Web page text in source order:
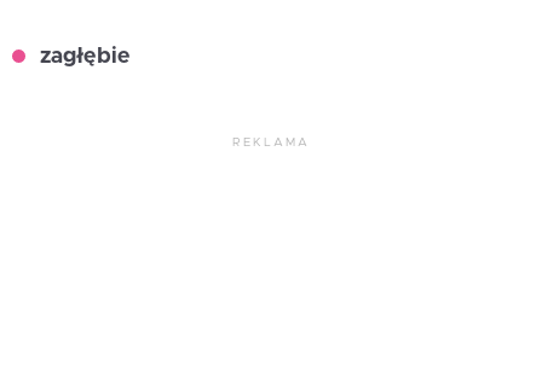
zagłębie
REKLAMA